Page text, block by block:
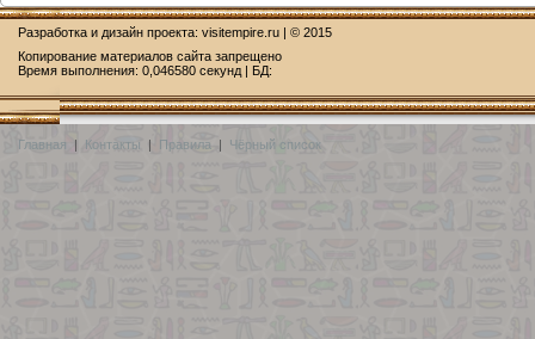
Разработка и дизайн проекта: visitempire.ru | © 2015
Копирование материалов сайта запрещено
Время выполнения: 0,046580 секунд | БД:
Главная | Контакты | Правила | Чёрный список